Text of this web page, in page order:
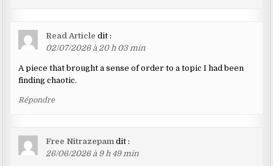
Read Article dit :
02/07/2026 à 20 h 03 min
A piece that brought a sense of order to a topic I had been
finding chaotic.
Répondre
Free Nitrazepam dit :
26/06/2026 à 9 h 49 min